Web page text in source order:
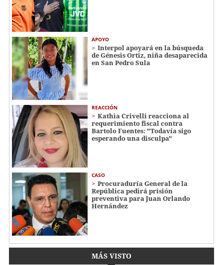
APOYO
Interpol apoyará en la búsqueda
de Génesis Ortiz, niña desaparecida
en San Pedro Sula
REACCIÓN
Kathia Crivelli reacciona al
requerimiento fiscal contra
Bartolo Fuentes: "Todavía sigo
esperando una disculpa"
CASO
Procuraduría General de la
República pedirá prisión
preventiva para Juan Orlando
Hernández
MÁS VISTO